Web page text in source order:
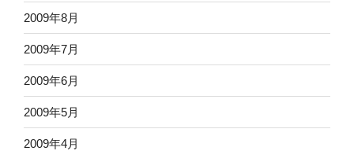
2009年8月
2009年7月
2009年6月
2009年5月
2009年4月